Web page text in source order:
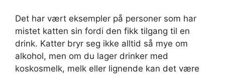
Det har vært eksempler på personer som har
mistet katten sin fordi den fikk tilgang til en
drink. Katter bryr seg ikke alltid så mye om
alkohol, men om du lager drinker med
koskosmelk, melk eller lignende kan det være